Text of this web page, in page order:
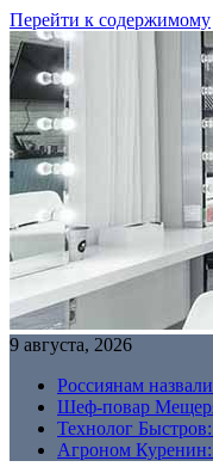
Перейти к содержимому
9 августа, 2026
Россиянам
Шеф-повар
Технолог
Агроном